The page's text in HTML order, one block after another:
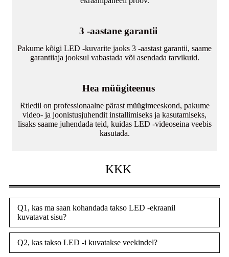
3 -aastane garantii
Pakume kõigi LED -kuvarite jaoks 3 -aastast garantii, saame
garantiiaja jooksul vabastada või asendada tarvikuid.
Hea müügiteenus
Rtledil on professionaalne pärast müügimeeskond, pakume
video- ja joonistusjuhendit installimiseks ja kasutamiseks,
lisaks saame juhendada teid, kuidas LED -videoseina veebis
kasutada.
KKK
Q1, kas ma saan kohandada takso LED -ekraanil
kuvatavat sisu?
Q2, kas takso LED -i kuvatakse veekindel?